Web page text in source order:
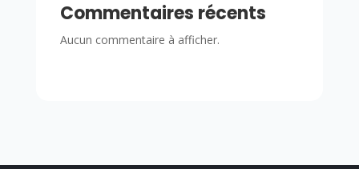
Commentaires récents
Aucun commentaire à afficher.